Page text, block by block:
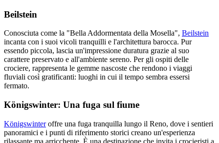
Beilstein
Conosciuta come la "Bella Addormentata della Mosella", Beilstein
incanta con i suoi vicoli tranquilli e l'architettura barocca. Pur
essendo piccola, lascia un'impressione duratura grazie al suo
carattere preservato e all'ambiente sereno. Per gli ospiti delle
crociere, rappresenta le gemme nascoste che rendono i viaggi
fluviali così gratificanti: luoghi in cui il tempo sembra essersi
fermato.
Königswinter: Una fuga sul fiume
Königswinteroffre una fuga tranquilla lungo il Reno, dove i sentieri
panoramici e i punti di riferimento storici creano un'esperienza
rilassante ma arricchente. È una destinazione che invita i crocieristi a